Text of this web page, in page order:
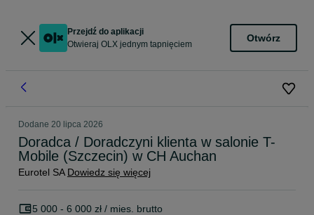
Przejdź do aplikacji
Otwieraj OLX jednym tapnięciem
Otwórz
Dodane 20 lipca 2026
Doradca / Doradczyni klienta w salonie T-
Mobile (Szczecin) w CH Auchan
Eurotel SA Dowiedz się więcej
5 000 - 6 000 zł / mies. brutto